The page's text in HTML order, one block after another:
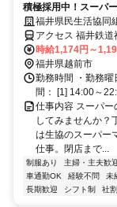
積極採用中！スーパ
福井県民生活協
アクセス 福井鉄道
家久徒歩約19分、
時給1,174円～
福井県越前市
勤務時間 ・勤務
間： [1] 14:00～
仕事内容 スーパ
してみませんか？
は生協のスーパー
仕事。閉店まで...
制服あり 主婦・主夫歓
車通勤OK
経験不問 未
長期歓迎
シフト制 社